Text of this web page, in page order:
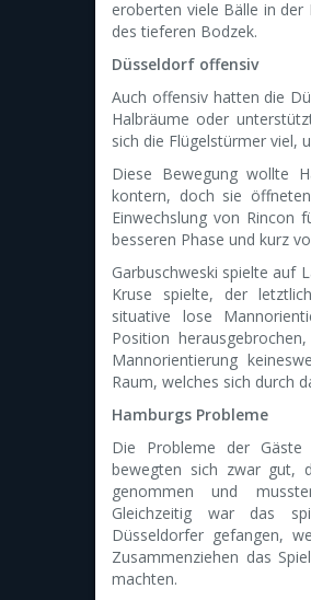
eroberten viele Bälle in der
des tieferen Bodzek.
Düsseldorf offensiv
Auch offensiv hatten die
Halbräume oder
sich die Flügelstürmer viel,
Diese Bewegung wollte
kontern, doch sie
Einwechslung von Rincon
besseren Phase und kurz
Garbuschweski spielte auf
Kruse spielte, der
situative lose
Position
Mannorientierung
Raum, welches sich durch
Hamburgs Probleme
Die Probleme der
bewegten sich zwar gut,
genommen und
Gleichzeitig war das
Düsseldorfer gefangen,
Zusammenziehen das
machten.